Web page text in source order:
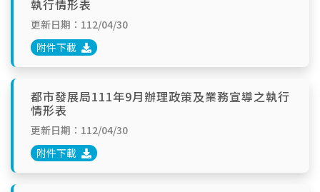
執行情形表
更新日期：112/04/30
附件下載
都市發展局111年9月辦理政策及業務宣導之執行
情形表
更新日期：112/04/30
附件下載